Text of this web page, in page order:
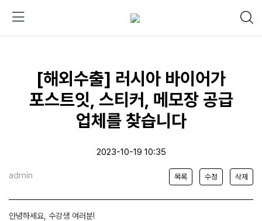
[해외수출] 러시아 바이어가
포스트잇, 스티커, 메모장 공급
업체를 찾습니다
2023-10-19 10:35
admin 목록 수정 삭제
안녕하세요, 수강생 여러분!